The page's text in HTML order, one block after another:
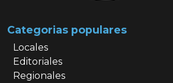
Categorias populares
Locales
Editoriales
Regionales